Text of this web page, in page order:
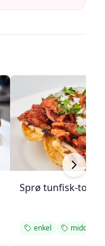
Sprø tunfisk-
enkel middag